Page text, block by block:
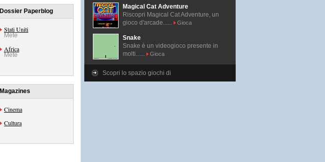
Dossier Paperblog
Stati Uniti
Mete
Africa
Mete
Magazines
Cinema
Cultura
Magical Cat Adventure
Riscopri Magical Cat Adventure, un
gioco d'arcade......
Gioca
Snake
Snake è un videogioco presente in
molti......
Gioca
Scopri lo spazio giochi di